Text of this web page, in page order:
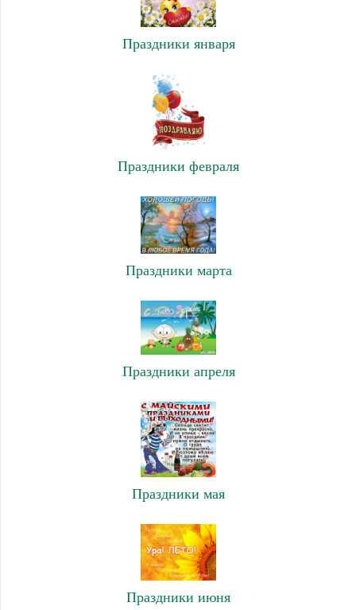
Праздники января
Праздники февраля
Праздники марта
Праздники апреля
Праздники мая
Праздники июня